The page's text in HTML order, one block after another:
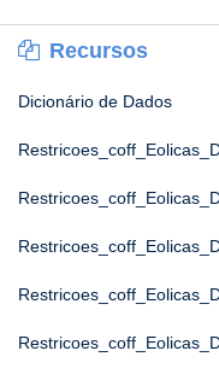
Recursos
Dicionário de Dados